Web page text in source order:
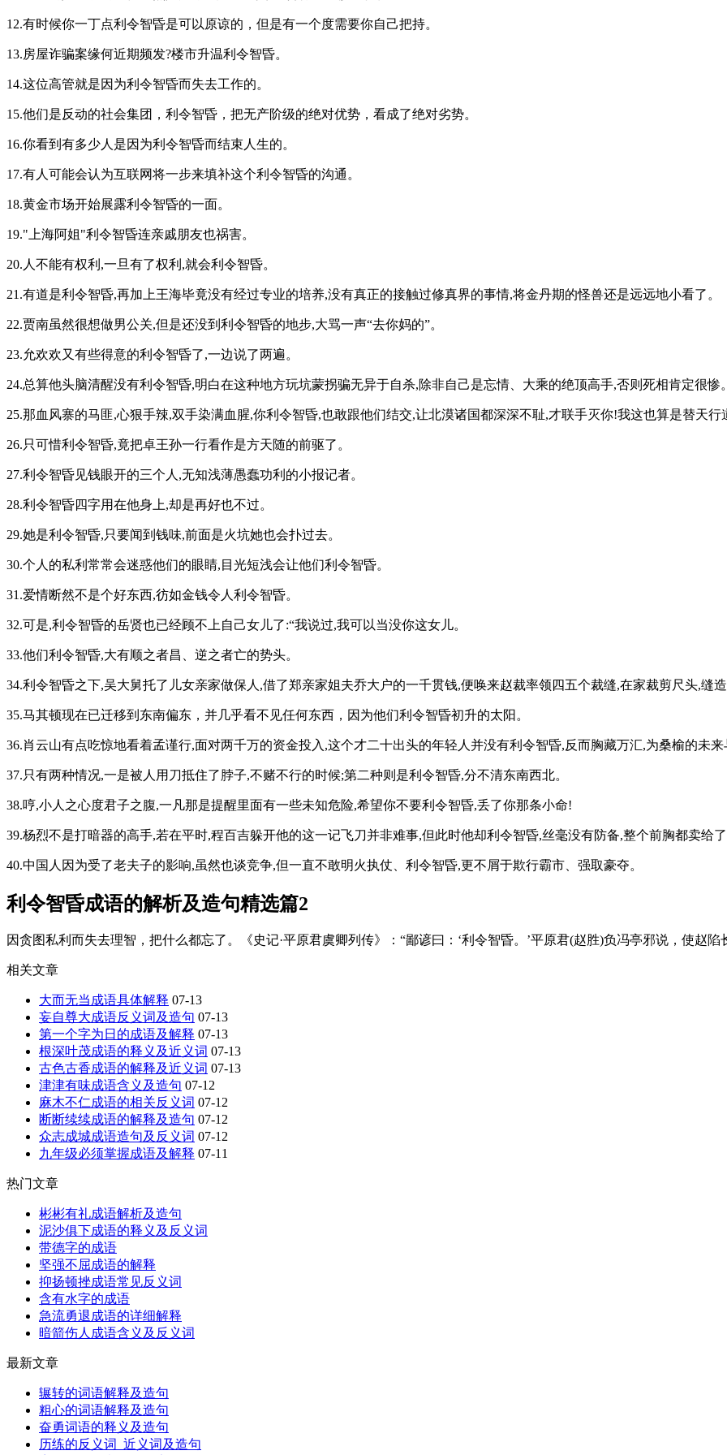
12.有时候你一丁点利令智昏是可以原谅的，但是有一个度需要你自己把持。
13.房屋诈骗案缘何近期频发?楼市升温利令智昏。
14.这位高管就是因为利令智昏而失去工作的。
15.他们是反动的社会集团，利令智昏，把无产阶级的绝对优势，看成了绝对劣势。
16.你看到有多少人是因为利令智昏而结束人生的。
17.有人可能会认为互联网将一步来填补这个利令智昏的沟通。
18.黄金市场开始展露利令智昏的一面。
19."上海阿姐"利令智昏连亲戚朋友也祸害。
20.人不能有权利,一旦有了权利,就会利令智昏。
21.有道是利令智昏,再加上王海毕竟没有经过专业的培养,没有真正的接触过修真界的事情,将金丹期的怪兽还是远远地小看了。
22.贾南虽然很想做男公关,但是还没到利令智昏的地步,大骂一声“去你妈的”。
23.允欢欢又有些得意的利令智昏了,一边说了两遍。
24.总算他头脑清醒没有利令智昏,明白在这种地方玩坑蒙拐骗无异于自杀,除非自己是忘情、大乘的绝顶高手,否则死相肯定很惨。
25.那血风寨的马匪,心狠手辣,双手染满血腥,你利令智昏,也敢跟他们结交,让北漠诸国都深深不耻,才联手灭你!我这也算是替天行
26.只可惜利令智昏,竟把卓王孙一行看作是方天随的前驱了。
27.利令智昏见钱眼开的三个人,无知浅薄愚蠢功利的小报记者。
28.利令智昏四字用在他身上,却是再好也不过。
29.她是利令智昏,只要闻到钱味,前面是火坑她也会扑过去。
30.个人的私利常常会迷惑他们的眼睛,目光短浅会让他们利令智昏。
31.爱情断然不是个好东西,彷如金钱令人利令智昏。
32.可是,利令智昏的岳贤也已经顾不上自己女儿了:“我说过,我可以当没你这女儿。
33.他们利令智昏,大有顺之者昌、逆之者亡的势头。
34.利令智昏之下,吴大舅托了儿女亲家做保人,借了郑亲家姐夫乔大户的一千贯钱,便唤来赵裁率领四五个裁缝,在家裁剪尺头,缝造
35.马其顿现在已迁移到东南偏东，并几乎看不见任何东西，因为他们利令智昏初升的太阳。
36.肖云山有点吃惊地看着孟谨行,面对两千万的资金投入,这个才二十出头的年轻人并没有利令智昏,反而胸藏万汇,为桑榆的未来
37.只有两种情况,一是被人用刀抵住了脖子,不赌不行的时候;第二种则是利令智昏,分不清东南西北。
38.哼,小人之心度君子之腹,一凡那是提醒里面有一些未知危险,希望你不要利令智昏,丢了你那条小命!
39.杨烈不是打暗器的高手,若在平时,程百吉躲开他的这一记飞刀并非难事,但此时他却利令智昏,丝毫没有防备,整个前胸都卖给了
40.中国人因为受了老夫子的影响,虽然也谈竞争,但一直不敢明火执仗、利令智昏,更不屑于欺行霸市、强取豪夺。
利令智昏成语的解析及造句精选篇2
因贪图私利而失去理智，把什么都忘了。《史记·平原君虞卿列传》：“鄙谚曰：‘利令智昏。’平原君(赵胜)负冯亭邪说，使赵
相关文章
大而无当成语具体解释 07-13
妄自尊大成语反义词及造句 07-13
第一个字为日的成语及解释 07-13
根深叶茂成语的释义及近义词 07-13
古色古香成语的解释及近义词 07-13
津津有味成语含义及造句 07-12
麻木不仁成语的相关反义词 07-12
断断续续成语的解释及造句 07-12
众志成城成语造句及反义词 07-12
九年级必须掌握成语及解释 07-11
热门文章
彬彬有礼成语解析及造句
泥沙俱下成语的释义及反义词
带德字的成语
坚强不屈成语的解释
抑扬顿挫成语常见反义词
含有水字的成语
急流勇退成语的详细解释
暗箭伤人成语含义及反义词
最新文章
辗转的词语解释及造句
粗心的词语解释及造句
奋勇词语的释义及造句
历练的反义词_近义词及造句